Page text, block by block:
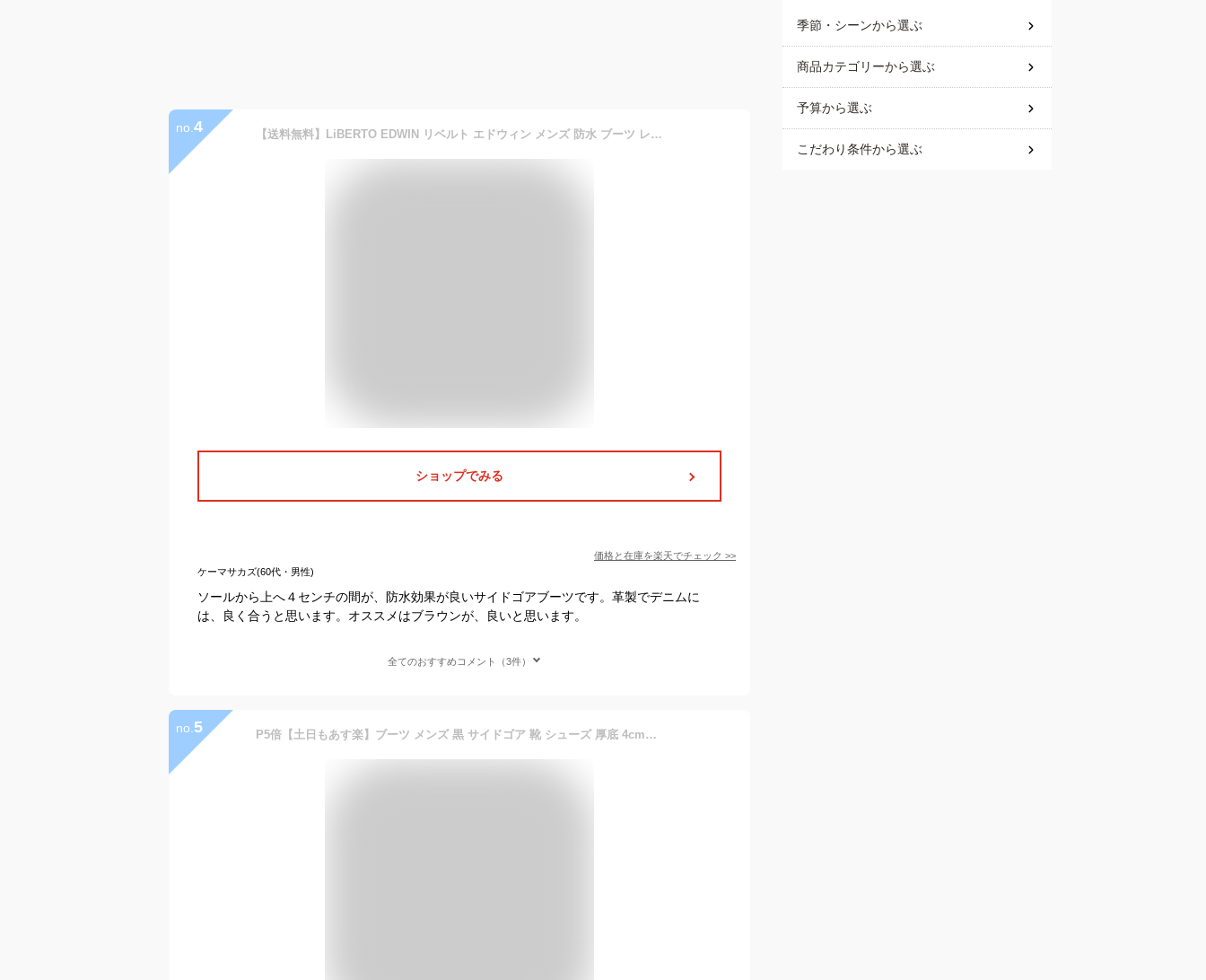
no. 4 【送料無料】LiBERTO EDWIN リベルト エドウィン メンズ 防水 ブーツ レインブーツ サイドゴアブーツ ショートブーツ チャッカブーツ ワークブーツ フォーマル メンズシューズ 革靴 靴 ビジネス/2025新作 秋冬 トレンド
ショップでみる
価格と在庫を楽天でチェック >>
ケーマサカズ(60代・男性)
ソールから上へ４センチの間が、防水効果が良いサイドゴアブーツです。革製でデニムに
は、良く合うと思います。オススメはブラウンが、良いと思います。
全てのおすすめコメント（3件）
no. 5 P5倍【土日もあす楽】ブーツ メンズ 黒 サイドゴア 靴 シューズ 厚底 4cmヒール 3E 痛くない レザー 合成皮革 履きやすい おしゃれ ファッション ブラック 秋 冬 25.0-27.0cm No.5295 Dedes デデス 【セット割引対象1足税込5940円】
季節・シーンから選ぶ
商品カテゴリーから選ぶ
予算から選ぶ
こだわり条件から選ぶ